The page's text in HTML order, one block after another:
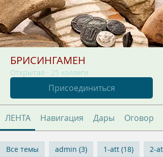
БРИСИНГАМЕН
Открытая · 25 коллеги
Присоединиться
ЛЕНТА Навигация Дары Оговор
Все темы admin (3) 1-att (18) 2-